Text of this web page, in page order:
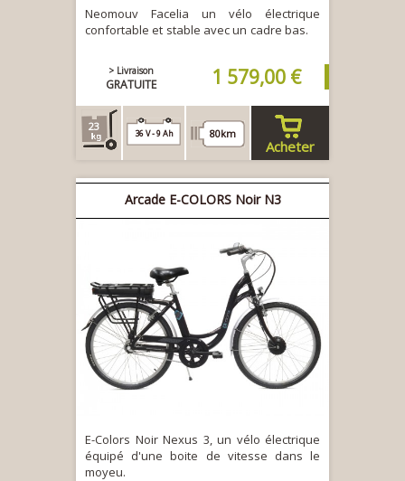
Neomouv Facelia un vélo électrique
confortable et stable avec un cadre bas.
> Livraison
GRATUITE 1 579,00 €
23
36 V - 9 Ah 80km
Acheter
Arcade E-COLORS Noir N3
E-Colors Noir Nexus 3, un vélo électrique
équipé d'une boite de vitesse dans le
moyeu.